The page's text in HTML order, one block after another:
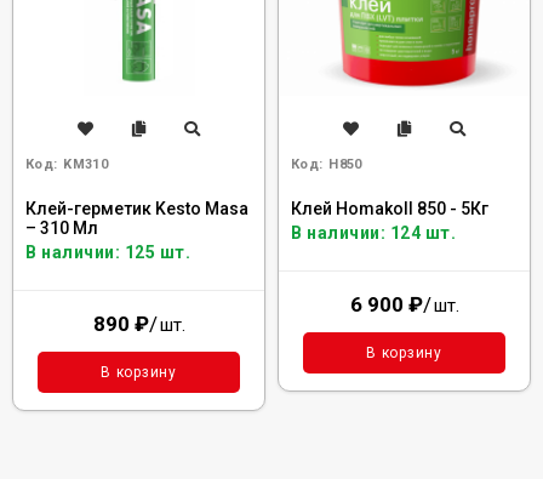
Код: KM310
Клей-герметик Kesto Masa
– 310 Мл
В наличии: 125 шт.
890 ₽/шт.
В корзину
Код: H850
Клей Homakoll 850 - 5Кг
В наличии: 124 шт.
6 900 ₽/шт.
В корзину